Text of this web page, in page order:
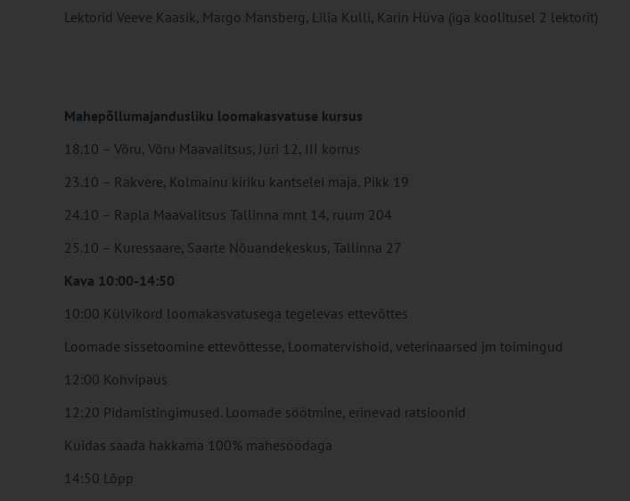
Lektorid Veeve Kaasik, Margo Mansberg, Lilia Kulli, Karin Hüva (iga koolitusel 2 lektorit)
Mahepõllumajandusliku loomakasvatuse kursus
18.10 – Võru, Võru Maavalitsus, Jüri 12, III korrus
23.10 – Rakvere, Kolmainu kiriku kantselei maja, Pikk 19
24.10 – Rapla Maavalitsus Tallinna mnt 14, ruum 204
25.10 – Kuressaare, Saarte Nõuandekeskus, Tallinna 27
Kava 10:00-14:50
10:00 Külvikord loomakasvatusega tegelevas ettevõttes
Loomade sissetoomine ettevõttesse, Loomatervishoid, veterinaarsed jm toimingud
12:00 Kohvipaus
12:20 Pidamistingimused. Loomade söötmine, erinevad ratsioonid
Kuidas saada hakkama 100% mahesöödaga
14:50 Lõpp